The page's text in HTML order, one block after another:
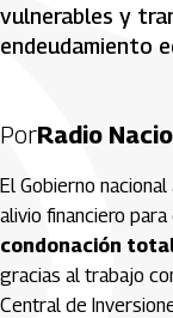
vulnerables y
endeudamiento
PorRadio
El Gobierno
alivio financiero
condonación
gracias al trabajo
Central de